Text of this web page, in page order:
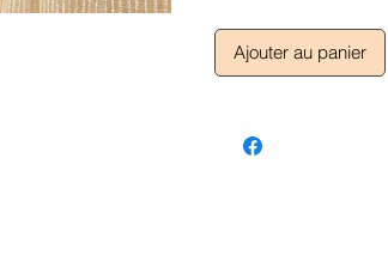
Ajouter au panier